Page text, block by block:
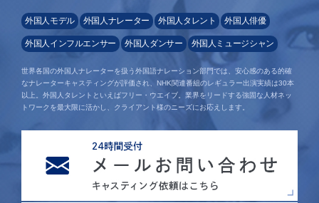
外国人モデル 外国人ナレーター 外国人タレント 外国人俳優
外国人インフルエンサー 外国人ダンサー 外国人ミュージシャン
世界各国の外国人ナレーターを扱う外国語ナレーション部門では、安心感のある的確
なナレーターキャスティングが評価され、NHK関連番組のレギュラー出演実績は30本
以上。外国人タレントといえばフリー・ウエイブ。業界をリードする強固な人材ネッ
トワークを最大限に活かし、クライアント様のニーズにお応えします。